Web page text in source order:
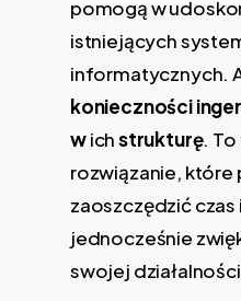
pomogą w
istniejących
informatycznych.
konieczności
wichstrukturę.
rozwiązanie, które
zaoszczędzić czas
jednocześnie
swojej